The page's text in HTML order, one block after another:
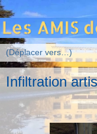
Infiltration